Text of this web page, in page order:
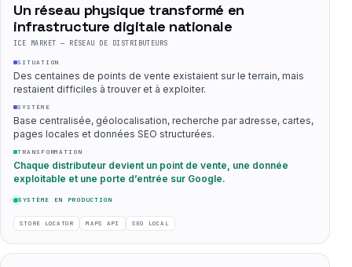
Un réseau physique transformé en
infrastructure digitale nationale
ICE MARKET — RÉSEAU DE DISTRIBUTEURS
SITUATION
Des centaines de points de vente existaient sur le terrain, mais
restaient difficiles à trouver et à exploiter.
SYSTÈME
Base centralisée, géolocalisation, recherche par adresse, cartes,
pages locales et données SEO structurées.
TRANSFORMATION
Chaque distributeur devient un point de vente, une donnée
exploitable et une porte d’entrée sur Google.
SYSTÈME EN PRODUCTION
STORE LOCATOR MAPS API SEO LOCAL